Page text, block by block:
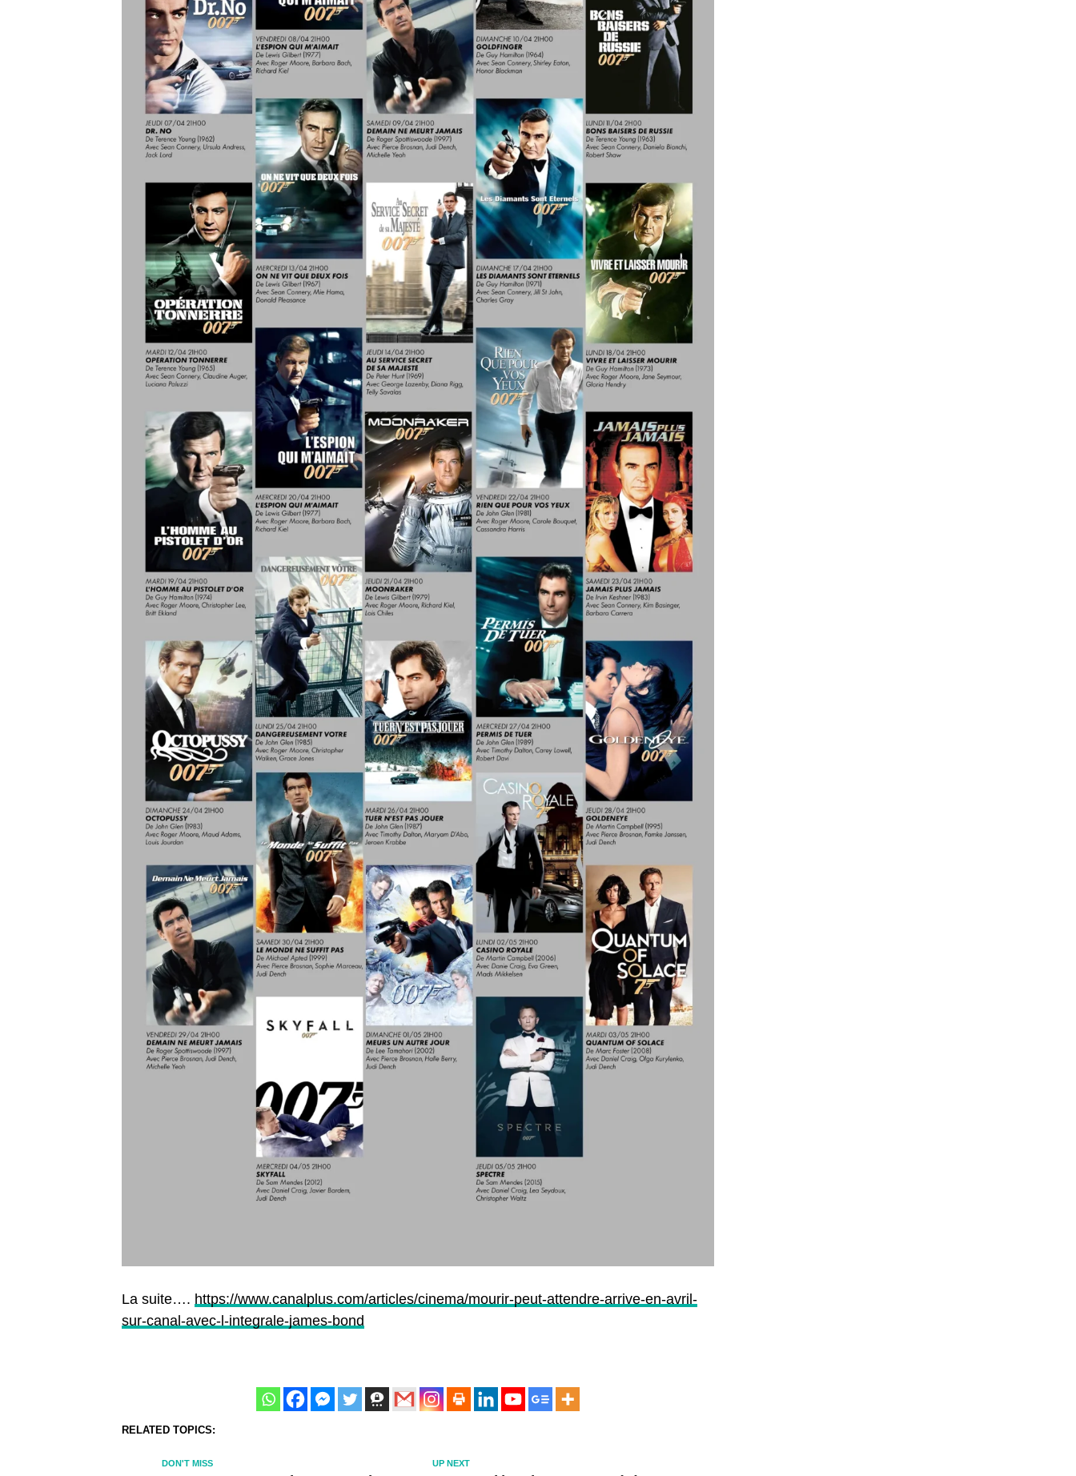
La suite…. https://www.canalplus.com/articles/cinema/mourir-peut-attendre-arrive-en-avril-
sur-canal-avec-l-integrale-james-bond
RELATED TOPICS:
UP NEXT
DON'T MISS